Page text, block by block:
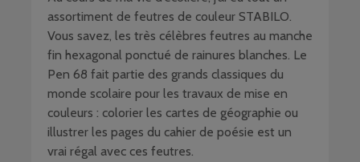
assortiment de feutres de couleur STABILO.
Vous savez, les très célèbres feutres au manche
fin hexagonal ponctué de rainures blanches. Le
Pen 68 fait partie des grands classiques du
monde scolaire pour les travaux de mise en
couleurs : colorier les cartes de géographie ou
illustrer les pages du cahier de poésie est un
vrai régal avec ces feutres.